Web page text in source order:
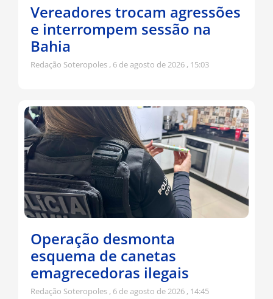
Vereadores trocam agressões
e interrompem sessão na
Bahia
Redação Soteropoles 6 de agosto de 2026 15:03
Operação desmonta
esquema de canetas
emagrecedoras ilegais
Redação Soteropoles 6 de agosto de 2026 14:45